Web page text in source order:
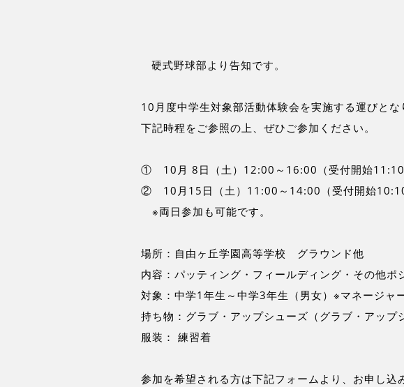
硬式野球部より告知です。
10月度中学生対象部活動体験会を実施する運びとな
下記時程をご参照の上、ぜひご参加ください。
① 10月 8日（土）12:00～16:00（受付開始11:10
② 10月15日（土）11:00～14:00（受付開始10:10
※両日参加も可能です。
場所：自由ヶ丘学園高等学校 グラウンド他
内容：パッティング・フィールディング・その他ポ
対象：中学1年生～中学3年生（男女）※マネージャ
持ち物：グラブ・アップシューズ（グラブ・アップ
服装： 練習着
参加を希望される方は下記フォームより、お申し込